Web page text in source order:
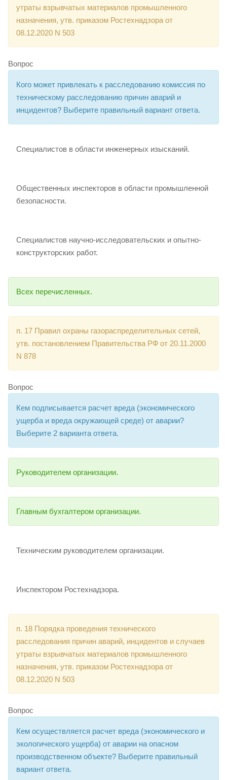
утраты взрывчатых материалов промышленного
назначения, утв. приказом Ростехнадзора от
08.12.2020 N 503
Вопрос
Кого может привлекать к расследованию комиссия по
техническому расследованию причин аварий и
инцидентов? Выберите правильный вариант ответа.
Специалистов в области инженерных изысканий.
Общественных инспекторов в области промышленной
безопасности.
Специалистов научно-исследовательских и опытно-
конструкторских работ.
Всех перечисленных.
п. 17 Правил охраны газораспределительных сетей,
утв. постановлением Правительства РФ от 20.11.2000
N 878
Вопрос
Кем подписывается расчет вреда (экономического
ущерба и вреда окружающей среде) от аварии?
Выберите 2 варианта ответа.
Руководителем организации.
Главным бухгалтером организации.
Техническим руководителем организации.
Инспектором Ростехнадзора.
п. 18 Порядка проведения технического
расследования причин аварий, инцидентов и случаев
утраты взрывчатых материалов промышленного
назначения, утв. приказом Ростехнадзора от
08.12.2020 N 503
Вопрос
Кем осуществляется расчет вреда (экономического и
экологического ущерба) от аварии на опасном
производственном объекте? Выберите правильный
вариант ответа.